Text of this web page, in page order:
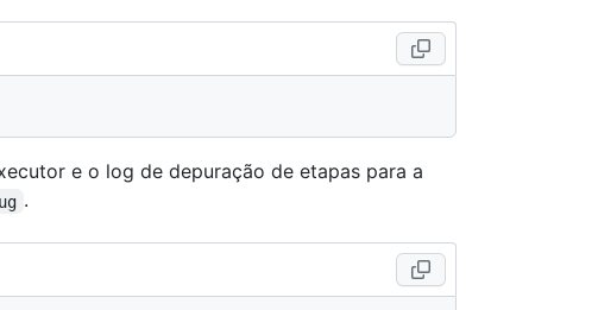
e o log de depuração de etapas para a
.